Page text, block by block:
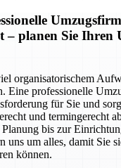
– planen Sie Ihren
organisatorischem
Eine professionelle
für Sie und
und termingerecht
bis zur
uns um alles, damit Sie
können.